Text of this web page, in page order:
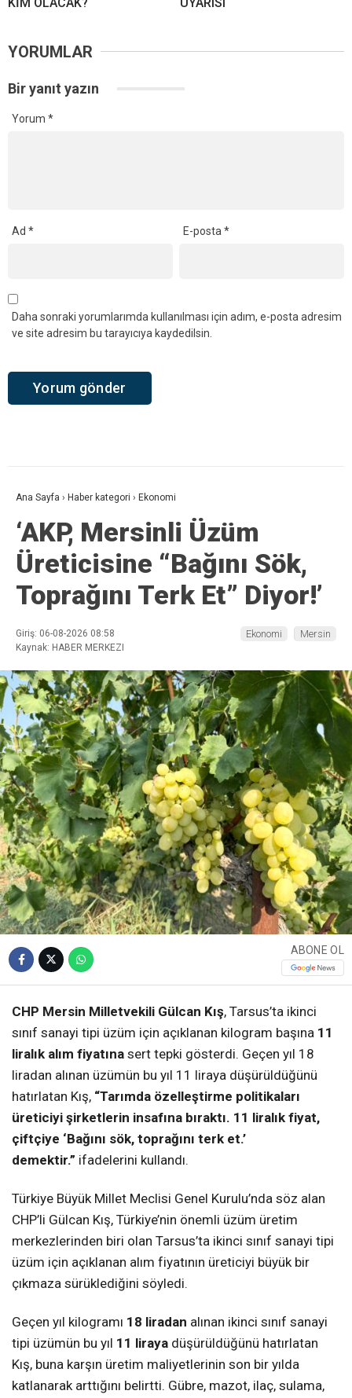
YORUMLAR
Bir yanıt yazın
Yorum *
Ad * E-posta*
Daha sonraki yorumlarımda kullanılması için adım, e-posta adresim
ve site adresim bu tarayıcıya kaydedilsin.
Ana Sayfa › Haber kategori › Ekonomi
‘AKP, Mersinli Üzüm
Üreticisine “Bağını Sök,
Toprağını Terk Et” Diyor!’
Giriş: 06-08-2026 08:58
Kaynak: HABER MERKEZI
Ekonomi Mersin
ABONE OL
CHP Mersin Milletvekili Gülcan Kış, Tarsus’ta ikinci
sınıf sanayi tipi üzüm için açıklanan kilogram başına 11
liralık alım fiyatına sert tepki gösterdi. Geçen yıl 18
liradan alınan üzümün bu yıl 11 liraya düşürüldüğünü
hatırlatan Kış, “Tarımda özelleştirme politikaları
üreticiyi şirketlerin insafına bıraktı. 11 liralık fiyat,
çiftçiye ‘Bağını sök, toprağını terk et.’
demektir.” ifadelerini kullandı.
Türkiye Büyük Millet Meclisi Genel Kurulu’nda söz alan
CHP’li Gülcan Kış, Türkiye’nin önemli üzüm üretim
merkezlerinden biri olan Tarsus’ta ikinci sınıf sanayi tipi
üzüm için açıklanan alım fiyatının üreticiyi büyük bir
çıkmaza sürüklediğini söyledi.
Geçen yıl kilogramı 18 liradan alınan ikinci sınıf sanayi
tipi üzümün bu yıl 11 liraya düşürüldüğünü hatırlatan
Kış, buna karşın üretim maliyetlerinin son bir yılda
katlanarak arttığını belirtti. Gübre, mazot, ilaç, sulama,